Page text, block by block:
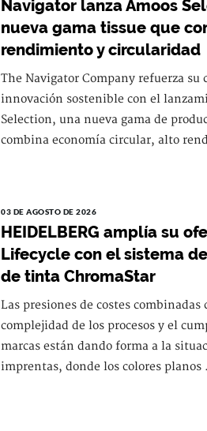
Navigator lanza Amoos
nueva gama tissue que
rendimiento y circularidad
The Navigator Company refuerza su
innovación sostenible con el
Selection, una nueva gama de
combina economía circular, alto
03 DE AGOSTO DE 2026
HEIDELBERG amplía su
Lifecycle con el sistema
de tinta ChromaStar
Las presiones de costes combinadas
complejidad de los procesos y el
marcas están dando forma a la
imprentas, donde los colores planos